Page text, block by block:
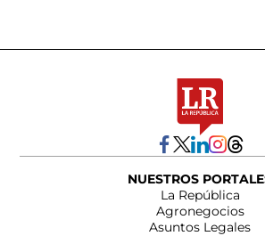
NUESTROS
La República
Agronegocios
Asuntos Legales